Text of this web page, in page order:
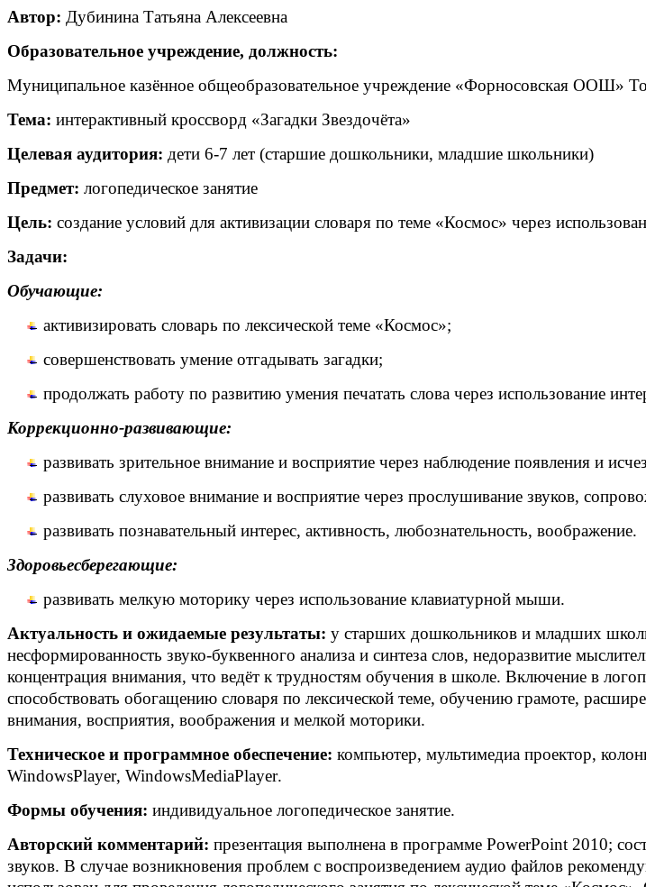
Автор: Дубинина Татьяна Алексеевна
Образовательное учреждение, должность:
Муниципальное казённое общеобразовательное учреждение «Форносовская ООШ»
Тема: интерактивный кроссворд «Загадки Звездочёта»
Целевая аудитория: дети 6-7 лет (старшие дошкольники, младшие школьники)
Предмет: логопедическое занятие
Цель: создание условий для активизации словаря по теме «Космос» через
Задачи:
Обучающие:
активизировать словарь по лексической теме «Космос»;
совершенствовать умение отгадывать загадки;
продолжать работу по развитию умения печатать слова через использование
Коррекционно-развивающие:
развивать зрительное внимание и восприятие через наблюдение появления и
развивать слуховое внимание и восприятие через прослушивание звуков,
развивать познавательный интерес, активность, любознательность, воображение.
Здоровьесберегающие:
развивать мелкую моторику через использование клавиатурной мыши.
Актуальность и ожидаемые результаты: у старших дошкольников и младших
несформированность звуко-буквенного анализа и синтеза слов, недоразвитие
концентрация внимания, что ведёт к трудностям обучения в школе. Включение в
способствовать обогащению словаря по лексической теме, обучению грамоте,
внимания, восприятия, воображения и мелкой моторики.
Техническое и программное обеспечение: компьютер, мультимедиа проектор,
WindowsPlayer, WindowsMediaPlayer.
Формы обучения: индивидуальное логопедическое занятие.
Авторский комментарий: презентация выполнена в программе PowerPoint 2010;
звуков. В случае возникновения проблем с воспроизведением аудио файлов